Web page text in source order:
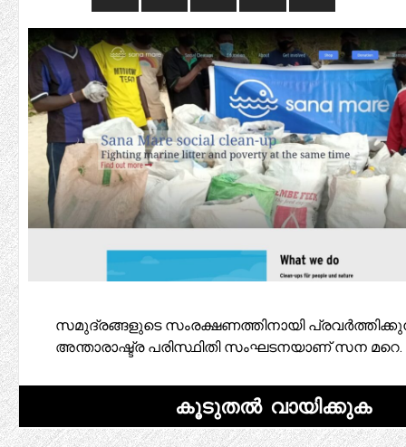
സമുദ്രങ്ങളുടെ സംരക്ഷണത്തിനായി
അന്താരാഷ്ട്ര പരിസ്ഥിതി സംഘടനയാണ് സന
കൂടുതൽ വായിക്കുക